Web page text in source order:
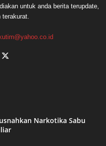
untuk anda berita terupdate,
Narkotika Sabu